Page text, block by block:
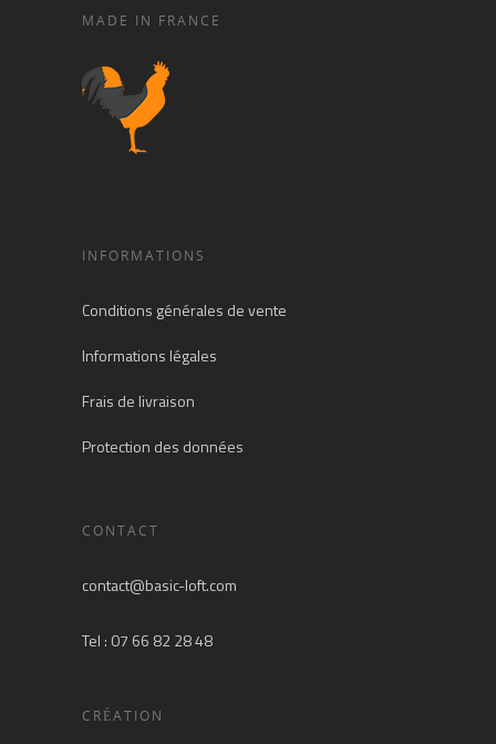
MADE IN FRANCE
INFORMATIONS
Conditions générales de vente
Informations légales
Frais de livraison
Protection des données
CONTACT
contact@basic-loft.com
Tel : 07 66 82 28 48
CRÉATION